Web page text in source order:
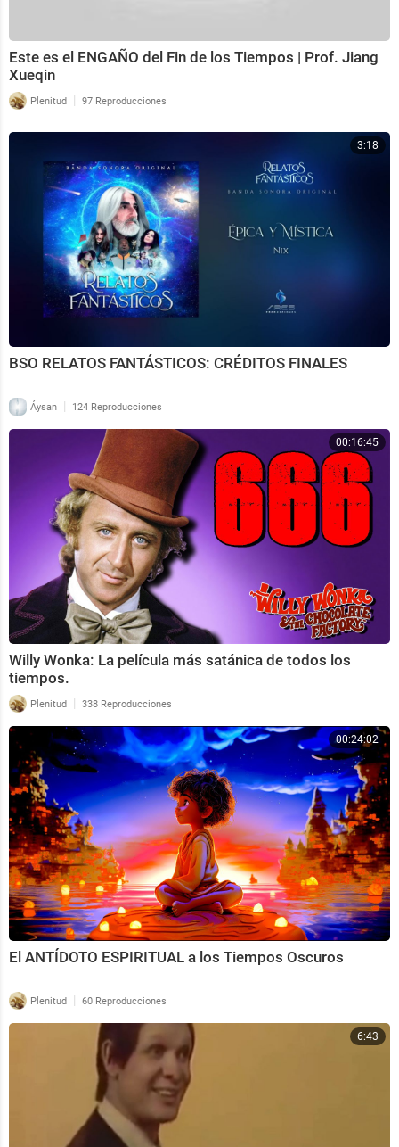
Este es el ENGAÑO del Fin de los Tiempos | Prof. Jiang
Xueqin
Plenitud | 97 Reproducciones
3:18
BSO RELATOS FANTÁSTICOS: CRÉDITOS FINALES
Áysan | 124 Reproducciones
00:16:45
Willy Wonka: La película más satánica de todos los
tiempos.
Plenitud | 338 Reproducciones
00:24:02
El ANTÍDOTO ESPIRITUAL a los Tiempos Oscuros
Plenitud | 60 Reproducciones
6:43